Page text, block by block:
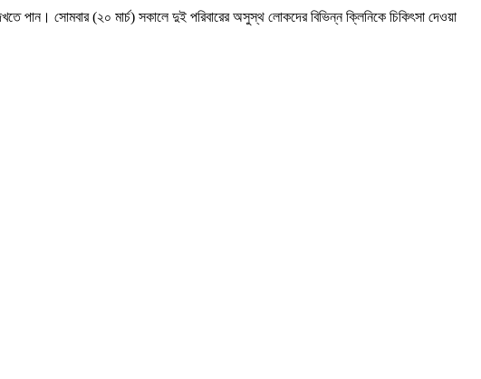
পান। সোমবার (২০ মার্চ) সকালে দুই পরিবারের অসুস্থ লোকদের বিভিন্ন ক্লিনিকে চিকিৎসা দেওয়া